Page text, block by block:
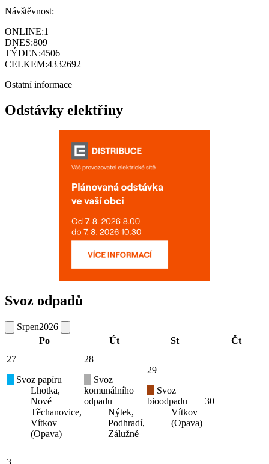
Návštěvnost:
ONLINE:1
DNES:809
TÝDEN:4506
CELKEM:4332692
Ostatní informace
Odstávky elektřiny
Svoz odpadů
Srpen2026
Po
Út St
Čt
27
Svoz papíru
Lhotka,
Nové
Těchanovice,
Vítkov
(Opava)
28
Svoz
komunálního
odpadu
Nýtek,
Podhradí,
Zálužné
29
Svoz
bioodpadu
Vítkov
(Opava)
30
3